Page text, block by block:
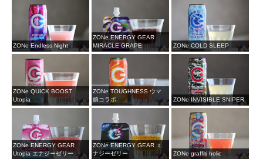
ZONe Endless Night
ZONe ENERGY GEAR
MIRACLE GRAPE
ZONe COLD SLEEP
ZONe QUICK BOOST
Utopia
ZONe TOUGHNESS ウマ
娘コラボ
ZONe INVISIBLE SNIPER
ZONe ENERGY GEAR
Utopia エナジーゼリー
ZONe ENERGY GEAR エ
ナジーゼリー
ZONe graffiti holic